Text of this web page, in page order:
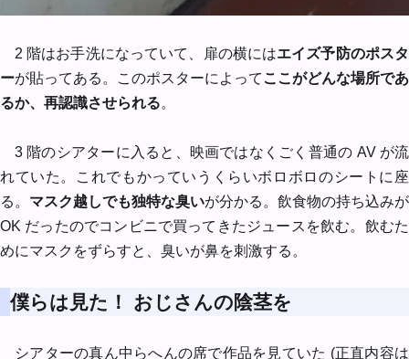
2 階はお手洗になっていて、扉の横にはエイズ予防のポスタ
ーが貼ってある。このポスターによって ここがどんな場所であ
るか、再認識させられる。
3 階のシアターに入ると、映画ではなくごく普通の AV が流
れていた。これでもかっていうくらいボロボロのシートに座
る。 マスク越しでも独特な臭いが分かる。飲食物の持ち込みが
OK だったのでコンビニで買ってきたジュースを飲む。飲むた
めにマスクをずらすと、臭いが鼻を刺激する。
僕らは見た！ おじさんの陰茎を
シアターの真ん中らへんの席で作品を見ていた (正直内容は